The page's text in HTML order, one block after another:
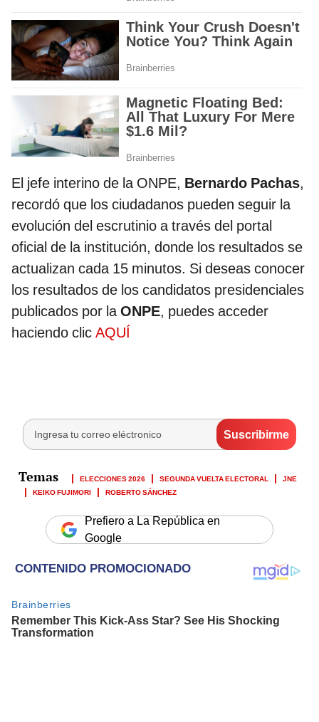
El jefe interino de la ONPE, Bernardo Pachas,
recordó que los ciudadanos pueden seguir la
evolución del escrutinio a través del portal
oficial de la institución, donde los resultados se
actualizan cada 15 minutos. Si deseas conocer
los resultados de los candidatos presidenciales
publicados por laONPE, puedes acceder
haciendo clic AQUÍ
ELECCIONES 2026 SEGUNDA VUELTA ELECTORAL
JNE
KEIKO FUJIMORI
ROBERTO SÁNCHEZ
Prefiero a La República en
Google